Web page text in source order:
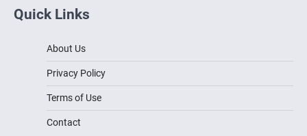
Quick Links
About Us
Privacy Policy
Terms of Use
Contact